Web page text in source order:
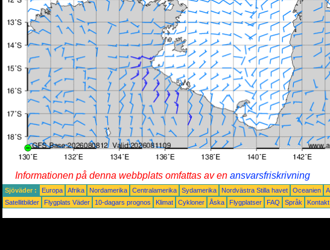
Informationen på denna webbplats omfattas av en ansvarsfriskrivning
Sjöväder : Europa Afrika Nordamerika Centralamerika Sydamerika Nordvästra Stilla havet Oceanien
Satellitbilder
Flygplats Väder 10-dagars prognos Klimat Cykloner Åska Flygplatser FAQ Språk Kontakt